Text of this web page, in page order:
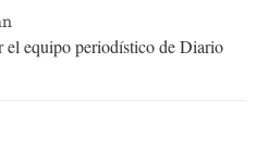
equipo periodístico de Diario